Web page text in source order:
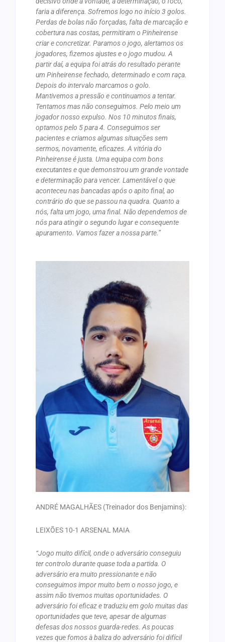
faria a diferença. Sofremos logo no início 3 golos.
Perdas de bolas não forçadas, falta de marcação e
cobertura nas costas, permitiram o Pinheirense
criar e concretizar. Paramos o jogo, alertamos os
jogadores, fizemos ajustes e o jogo mudou. A
partir daí, a equipa foi atrás do resultado perante
um Pinheirense fechado, determinado e com raça.
Depois do intervalo marcamos o golo.
Mantivemos a pressão e continuamos a tentar.
Tentamos mas não conseguimos. Pelo meio um
jogador nosso expulso. Nos 10 minutos finais,
optamos pelo 5 para 4. Conseguimos ser
pacientes e criamos algumas situações sem
sermos, novamente, eficazes. A vitória do
Pinheirense é justa. Uma equipa com bons
executantes e que demonstrou um grande vontade
e determinação para vencer. Lamentável o que
aconteceu nas bancadas após o apito final, ao
contrário do que se passou na quadra. Quanto a
nós, falta um jogo, uma final. Não dependemos de
nós para atingir o segundo lugar e consequente
apuramento. Vamos fazer a nossa parte.”
ANDRÉ MAGALHÃES (Treinador dos Benjamins):
LEIXÕES 10-1 ARSENAL MAIA
“Jogo muito difícil, onde o adversário conseguiu
ter controlo durante quase toda a partida. O
adversário era muito pressionante e não
conseguimos impor muito bem o nosso jogo, e
assim não tivemos muitas oportunidades. O
adversário foi eficaz e traduziu em golo muitas das
oportunidades que teve, apesar de algumas
defesas dos nossos guarda-redes. As poucas
vezes que fomos à baliza do adversário foi difícil